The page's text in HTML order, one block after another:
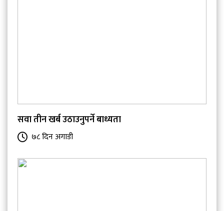
सवा तीन खर्ब उठाउनुपर्ने बाध्यता
७८ दिन अगाडी